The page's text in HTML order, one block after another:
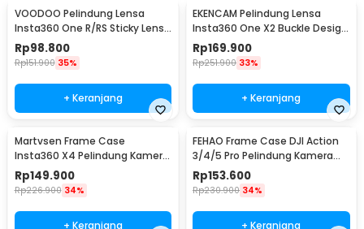
VOODOO Pelindung Lensa
Insta360 One R/RS Sticky Lens
Guard Protector - VD105
Rp98.800
Rp151.900 35%
+ Keranjang
EKENCAM Pelindung Lensa
Insta360 One X2 Buckle Design
Lens Protector - KC120
Rp169.900
Rp251.900 33%
+ Keranjang
Martvsen Frame Case
Insta360 X4 Pelindung Kamera
Aksi Shockproof - MT-X4
Rp149.900
Rp226.900 34%
+ Keranjang
FEHAO Frame Case DJI Action
3/4/5 Pro Pelindung Kamera
Aksi Shockproof - F45
Rp153.600
Rp230.900 34%
+ Keranjang